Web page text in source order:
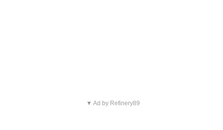
▼ Ad by Refinery89